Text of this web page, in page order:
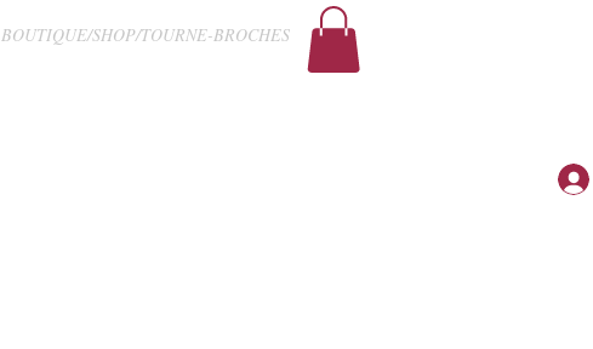
BOUTIQUE/SHOP/TOURNE-BROCHES